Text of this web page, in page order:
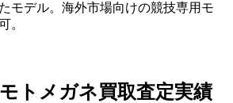
モデル。海外市場向けの競技専用モ
。
モトメガネ買取査定実績